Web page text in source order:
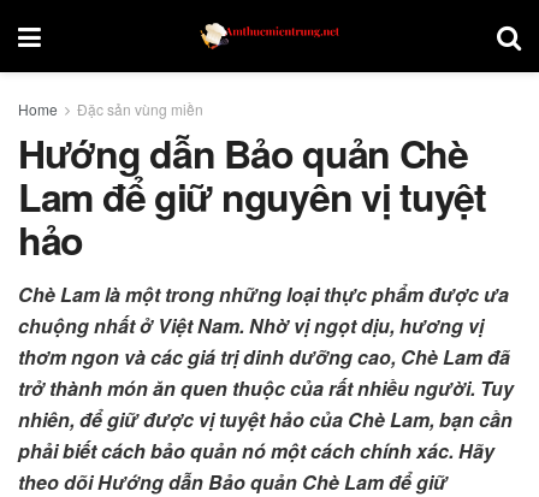
Home Đặc sản vùng miền
Hướng dẫn Bảo quản Chè
Lam để giữ nguyên vị tuyệt
hảo
Chè Lam là một trong những loại thực phẩm được ưa
chuộng nhất ở Việt Nam. Nhờ vị ngọt dịu, hương vị
thơm ngon và các giá trị dinh dưỡng cao, Chè Lam đã
trở thành món ăn quen thuộc của rất nhiều người. Tuy
nhiên, để giữ được vị tuyệt hảo của Chè Lam, bạn cần
phải biết cách bảo quản nó một cách chính xác. Hãy
theo dõi Hướng dẫn Bảo quản Chè Lam để giữ